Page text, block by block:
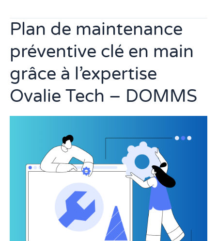
Plan de maintenance
préventive clé en main
grâce à l’expertise
Ovalie Tech – DOMMS
Plan
de
maintenance
préventive
clé
en
main
à